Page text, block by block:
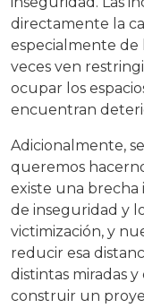
directamente la
especialmente de
veces ven
ocupar los
encuentran
Adicionalmente,
queremos
existe una
de inseguridad y
victimización, y
reducir esa
distintas miradas
construir un